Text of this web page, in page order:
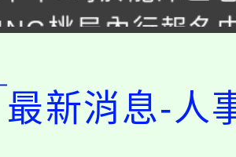
動。
桃局內行報名
桃園市運動會8/
及游泳池舉行。
低收入戶享有免
最新消息-人